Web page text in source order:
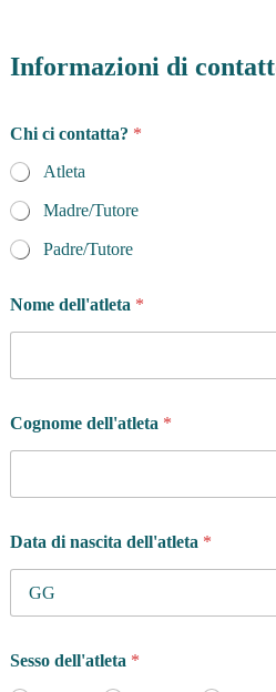
Informazioni di
Chi ci contatta? *
Atleta
Madre/Tutore
Padre/Tutore
Nome dell'atleta *
Cognome dell'atleta *
Data di nascita dell'atleta *
Sesso dell'atleta *